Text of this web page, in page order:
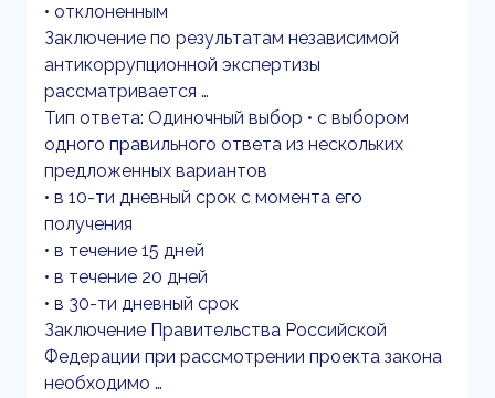
• отклоненным
Заключение по результатам независимой
антикоррупционной экспертизы
рассматривается …
Тип ответа: Одиночный выбор • с выбором
одного правильного ответа из нескольких
предложенных вариантов
• в 10-ти дневный срок с момента его
получения
• в течение 15 дней
• в течение 20 дней
• в 30-ти дневный срок
Заключение Правительства Российской
Федерации при рассмотрении проекта закона
необходимо …